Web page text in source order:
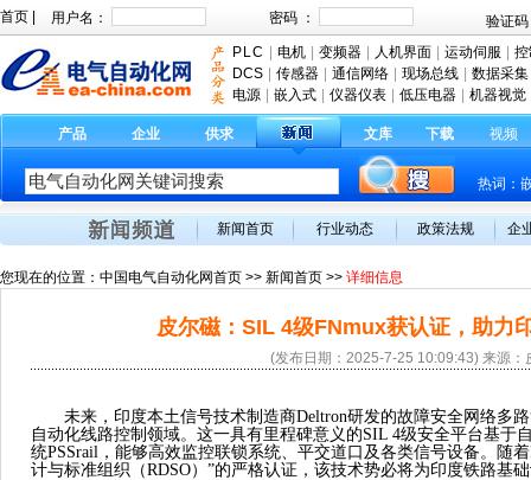
首页
PLC 电机 变频器 人机界面 运动伺服
DCS
传感器 通信网络 现场总线
数据采集
电源
嵌入式 仪器仪表 低压电器 机器视觉
产品 企业 供求 文库 下载 视频
热词：
新闻首页 行业动态 政策法规 企
您现在的位置： 中国电气自动化网首页 >> 新闻首页 >> 详细信息
皮尔磁：SIL 4级FNmux获认证，助力
(发布日期：2025-7-25 10:09:43) 来源：
未来，印度本土信号技术制造商Deltron研发的故障安全网络多
自动化线路控制领域。这一具有里程碑意义的SIL 4级安全平台基于
统PSSrail，能够高效监控联锁系统、平交道口及各类信号设备。随
计与标准组织（RDSO）”的严格认证，该技术势必将为印度铁路基